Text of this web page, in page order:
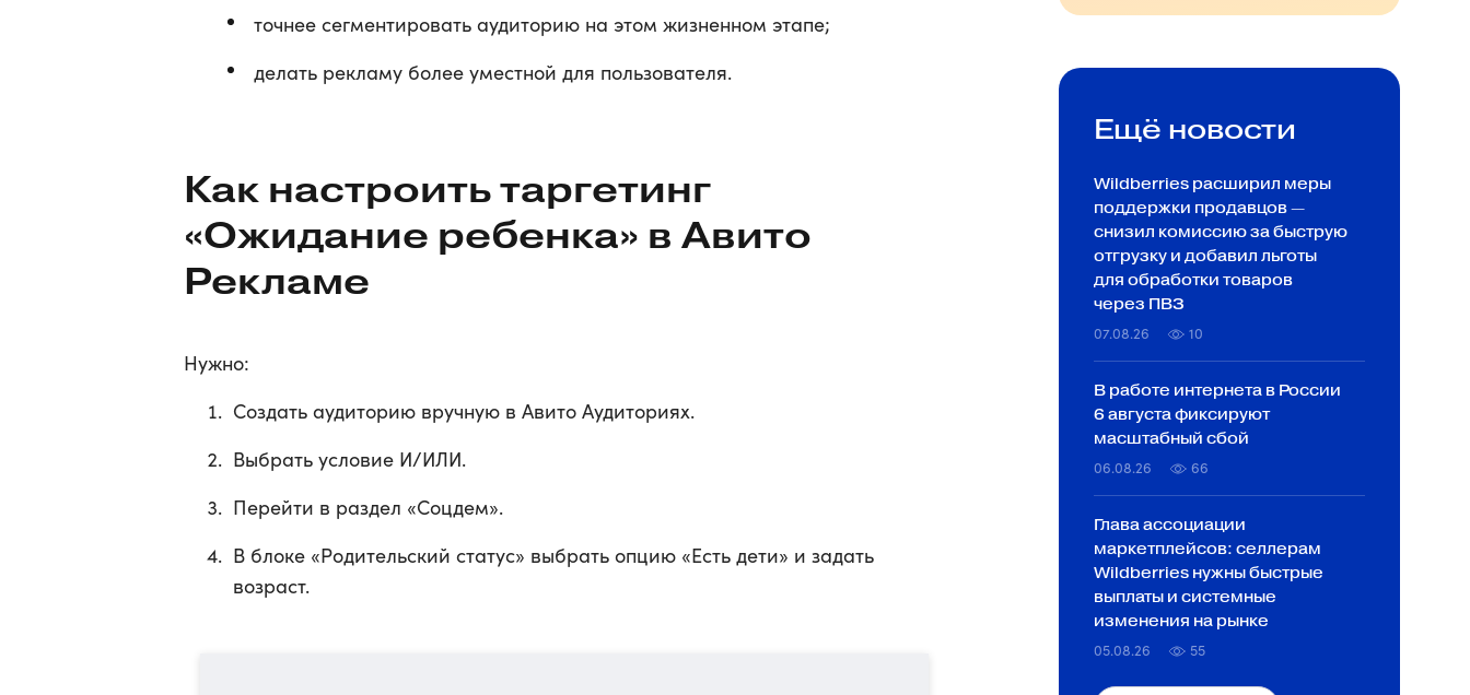
точнее сегментировать аудиторию на этом жизненном этапе;
делать рекламу более уместной для пользователя.
Как настроить таргетинг
«Ожидание ребенка» в Авито
Рекламе
Нужно:
Создать аудиторию вручную в Авито Аудиториях.
Выбрать условие И/ИЛИ.
Перейти в раздел «Соцдем».
В блоке «Родительский статус» выбрать опцию «Есть дети» и задать
возраст.
Ещё новости
Wildberries расширил меры
поддержки продавцов —
снизил комиссию за быструю
отгрузку и добавил льготы
для обработки товаров
через ПВЗ
07.08.26 10
В работе интернета в России
6 августа фиксируют
масштабный сбой
06.08.26 66
Глава ассоциации
маркетплейсов: селлерам
Wildberries нужны быстрые
выплаты и системные
изменения на рынке
05.08.26 55